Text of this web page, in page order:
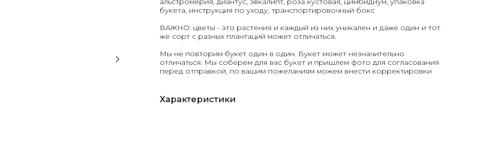
букета, инструкция по уходу, транспортировочный бокс
ВАЖНО: цветы - это растения и каждый из них уникален и даже один и тот
же сорт с разных плантаций может отличаться.
Мы не повторим букет один в один. Букет может незначительно
отличаться. Мы соберем для вас букет и пришлем фото для согласования
перед отправкой, по вашим пожеланиям можем внести корректировки
Характеристики